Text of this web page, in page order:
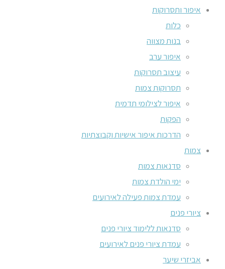
איפור ותסרוקות
כלות
בנות מצווה
איפור ערב
עיצוב תסרוקות
תסרוקות צמות
איפור לצילומי תדמית
הפקות
הדרכות איפור אישיות וקבוצתיות
צמות
סדנאות צמות
ימי הולדת צמות
עמדת צמות פעילה לאירועים
ציורי פנים
סדנאות ללימוד ציורי פנים
עמדת ציורי פנים לאירועים
אביזרי שיער